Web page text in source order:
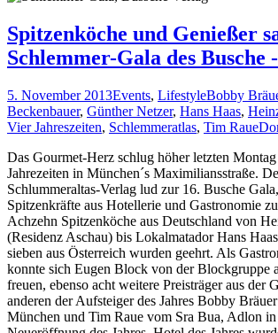
Spitzenköche und Genießer
Schlemmer-Gala des Busche
5. November 2013Events, LifestyleBobby
Beckenbauer, Günther Netzer, Hans Haas,
Vier Jahreszeiten, Schlemmeratlas, Tim Raue
Das Gourmet-Herz schlug höher letzten
Jahrezeiten in München´s Maximiliansstraße.
Schlummeraltas-Verlag lud zur 16. Busche
Spitzenkräfte aus Hotellerie und Gastronomie
Achzehn Spitzenköche aus Deutschland von
(Residenz Aschau) bis Lokalmatador Hans
sieben aus Österreich wurden geehrt. Als
konnte sich Eugen Block von der Blockgruppe
freuen, ebenso acht weitere Preisträger aus der
anderen der Aufsteiger des Jahres Bobby
München und Tim Raue vom Sra Bua, Adlon